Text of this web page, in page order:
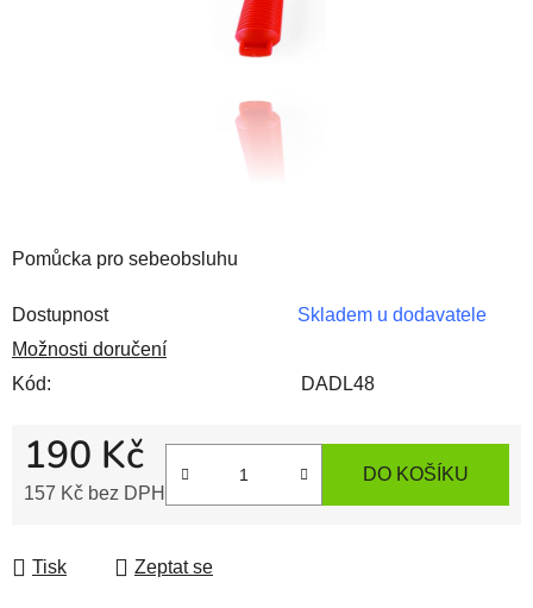
Pomůcka pro sebeobsluhu
Dostupnost
Skladem u dodavatele
Možnosti doručení
Kód:
DADL48
190 Kč
157 Kč bez DPH
DO KOŠÍKU
Tisk Zeptat se